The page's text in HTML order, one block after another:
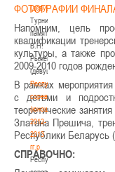
(девушки)
Турнир
памяти
В.Н.
Рыженкова
(девушки)
Республиканские
соревнования
(юноши)
2012-
2013
гг.р.
Республиканские
ФОТОГРАФИИ
Напомним, цель
квалификации
культуры, а также
2009-2010 годов
В рамках
с детьми и
теоретические
Златана Прешича,
Республики Беларусь
СПРАВОЧНО: